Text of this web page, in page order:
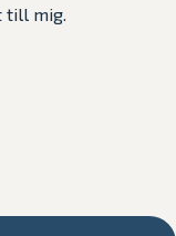
till mig.